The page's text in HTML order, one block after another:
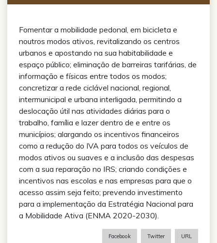
Fomentar a mobilidade pedonal, em bicicleta e
noutros modos ativos, revitalizando os centros
urbanos e apostando na sua habitabilidade e
espaço público; eliminação de barreiras tarifárias, de
informação e físicas entre todos os modos;
concretizar a rede ciclável nacional, regional,
intermunicipal e urbana interligada, permitindo a
deslocação útil nas atividades diárias para o
trabalho, família e lazer dentro de e entre os
municípios; alargando os incentivos financeiros
como a redução do IVA para todos os veículos de
modos ativos ou suaves e a inclusão das despesas
com a sua reparação no IRS; criando condições e
incentivos nas escolas e nas empresas para que o
acesso assim seja feito; prevendo investimento
para a implementação da Estratégia Nacional para
a Mobilidade Ativa (ENMA 2020-2030).
Facebook Twitter URL